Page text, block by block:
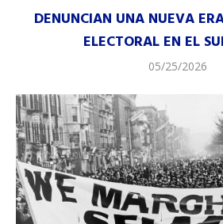
DENUNCIAN UNA NUEVA
ELECTORAL EN EL
05/25/2026